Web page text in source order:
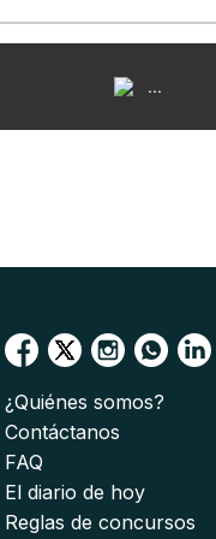
...
¿Quiénes somos?
Contáctanos
FAQ
El diario de hoy
Reglas de concursos